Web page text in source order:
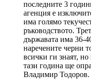
последните 3
агенция е
има голямо
ръководството.
държавата има 36-
наречените черни
всички ги знаят,
тази година ще
Владимир Тодоров.